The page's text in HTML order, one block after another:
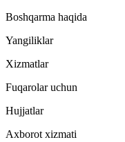
Boshqarma haqida
Yangiliklar
Xizmatlar
Fuqarolar uchun
Hujjatlar
Axborot xizmati